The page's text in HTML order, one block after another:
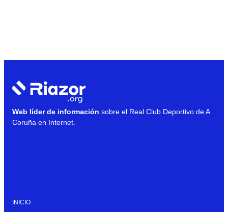
Web líder de información sobre el Real Club Deportivo de A
Coruña en Internet.
INICIO